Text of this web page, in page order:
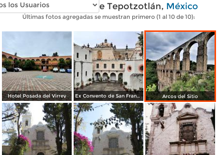
Fotos modernas de Tepotzotlán, México
Últimas fotos agregadas se muestran primero (1 al 10 de 10):
Hotel Posada del Virrey Ex Convento de San Francisco Javier Arcos del Sitio